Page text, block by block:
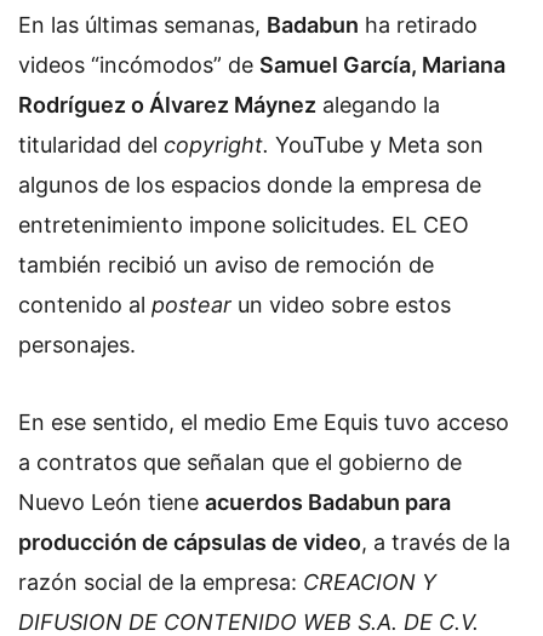
En las últimas semanas, Badabun ha retirado
videos “incómodos” de Samuel García, Mariana
Rodríguez o Álvarez Máynez alegando la
titularidad del copyright. YouTube y Meta son
algunos de los espacios donde la empresa de
entretenimiento impone solicitudes. EL CEO
también recibió un aviso de remoción de
contenido al postear un video sobre estos
personajes.
En ese sentido, el medio Eme Equis tuvo acceso
a contratos que señalan que el gobierno de
Nuevo León tiene acuerdos Badabun para
producción de cápsulas de video, a través de la
razón social de la empresa: CREACION Y
DIFUSION DE CONTENIDO WEB S.A. DE C.V.